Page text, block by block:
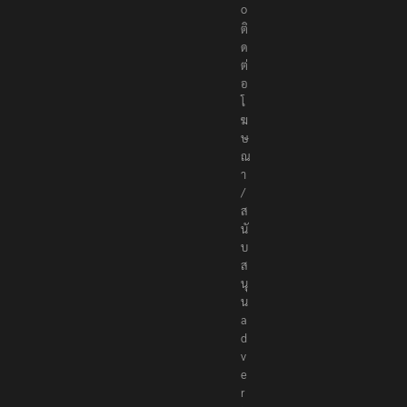
.
c
o
ติ
ด
ต่
อ
โ
ฆ
ษ
ณ
า
/
ส
นั
บ
ส
นุ
น
a
d
v